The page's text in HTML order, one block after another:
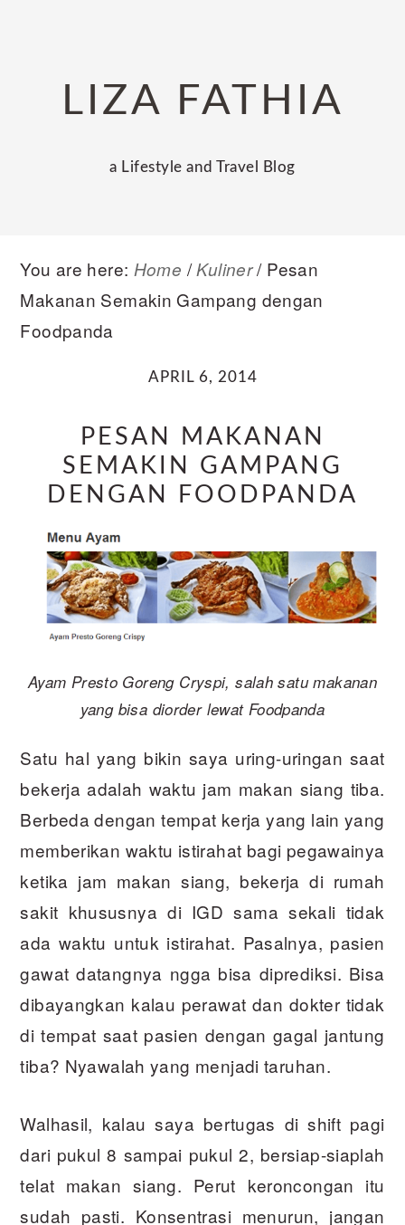
navigationLIZA FATHIA
a Lifestyle and Travel Blog
You are here: Home / Kuliner /Pesan
Makanan Semakin Gampang dengan
Foodpanda
APRIL 6, 2014
PESAN MAKANAN
SEMAKIN GAMPANG
DENGAN FOODPANDA
Ayam Presto Goreng Cryspi, salah satu makanan
yang bisa diorder lewat Foodpanda
Satu hal yang bikin saya uring-uringan saat
bekerja adalah waktu jam makan siang tiba.
Berbeda dengan tempat kerja yang lain yang
memberikan waktu istirahat bagi pegawainya
ketika jam makan siang, bekerja di rumah
sakit khususnya di IGD sama sekali tidak
ada waktu untuk istirahat. Pasalnya, pasien
gawat datangnya ngga bisa diprediksi. Bisa
dibayangkan kalau perawat dan dokter tidak
di tempat saat pasien dengan gagal jantung
tiba? Nyawalah yang menjadi taruhan.
Walhasil, kalau saya bertugas di shift pagi
dari pukul 8 sampai pukul 2, bersiap-siaplah
telat makan siang. Perut keroncongan itu
sudah pasti. Konsentrasi menurun, jangan